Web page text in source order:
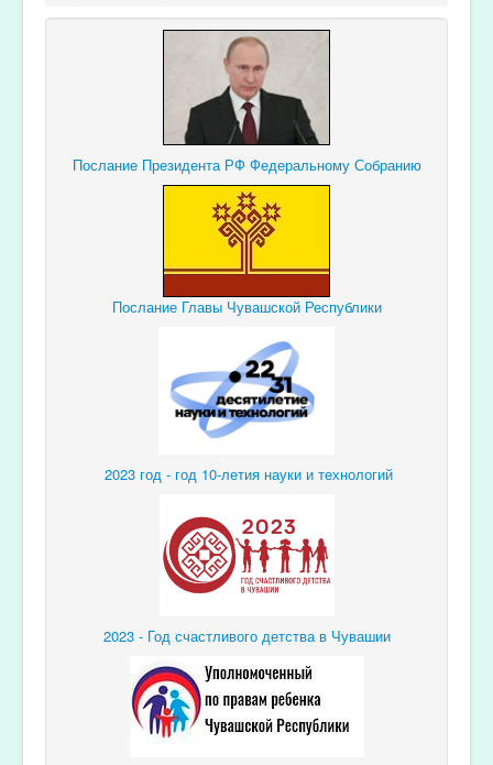
Послание Президента РФ Федеральному Собранию
Послание Главы Чувашской Республики
2023 год - год 10-летия науки и технологий
2023 - Год счастливого детства в Чувашии